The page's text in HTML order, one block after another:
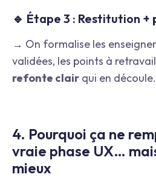
🔹 Étape 3 : Restitution +
→ On formalise les
validées, les points à
refonte clair qui en découle.
4. Pourquoi ça ne
vraie phase UX…
mieux